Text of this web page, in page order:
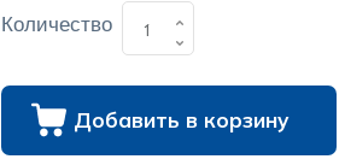
Количество
Добавить в корзину